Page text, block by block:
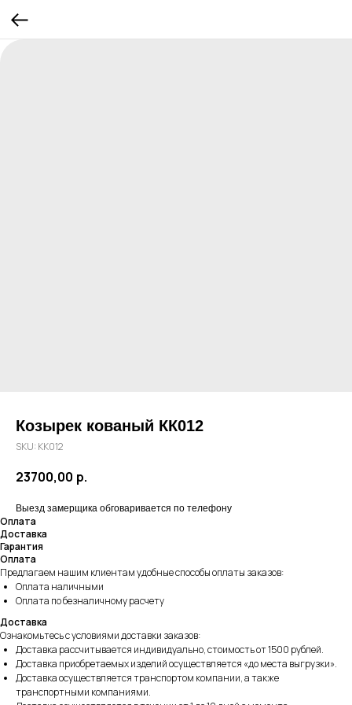
Козырек кованый КК012
SKU: КК012
23700,00 р.
Выезд замерщика обговаривается по телефону
Оплата
Доставка
Гарантия
Оплата
Предлагаем нашим клиентам удобные способы оплаты заказов:
Оплата наличными
Оплата по безналичному расчету
Доставка
Ознакомьтесь с условиями доставки заказов:
Доставка рассчитывается индивидуально, стоимость от 1500 рублей.
Доставка приобретаемых изделий осуществляется «до места выгрузки».
Доставка осуществляется транспортом компании, а также
транспортными компаниями.